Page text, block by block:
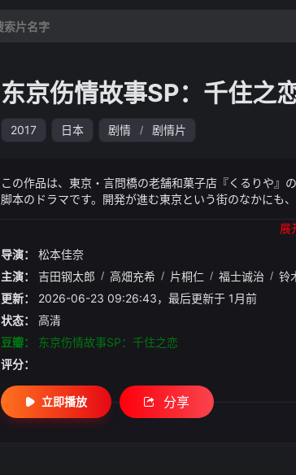
东京伤情故事SP：千住之
2017 日本 剧情 / 剧情片
この作品は、東京・言問橋の老舗和菓子店『くるりや』
脚本のドラマです。開発が進む東京という街のなかにも
のフィアンセに福士誠治と鈴木杏が決まりましたが、卓
にある実在の店が舞台となるのもみどころのひとつ。卓
き、ちょっぴり切なくて、ノスタルジックな気分になる
展
导演：
松本佳奈
主演：
吉田钢太郎 / 高畑充希 / 片桐仁 / 福士诚治 / 铃
更新：
2026-06-23 09:26:43，最后更新于 1月前
状态：
高清
豆瓣：
东京伤情故事SP：千住之恋
评分：
立即播放 分享